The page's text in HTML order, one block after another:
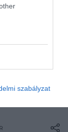
szabályzat
időtálló